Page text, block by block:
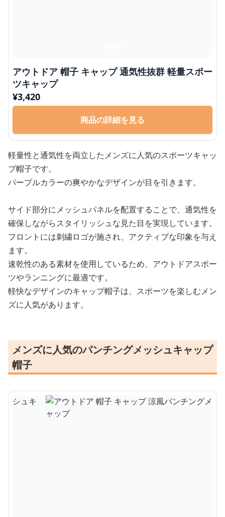
アウトドア 帽子 キャップ 通気性抜群 軽量スポー
ツキャップ
¥3,420
商品の詳細を見る
軽量性と通気性を両立したメンズに人気のスポーツキャッ
プ帽子です。
パープルカラーの爽やかなデザインが目を引きます。
サイド部分にメッシュパネルを配置することで、通気性を
確保しながらスタイリッシュな見た目を実現しています。
フロントには刺繍ロゴが施され、アクティブな印象を与え
ます。
速乾性のある素材を使用しているため、アウトドアスポー
ツやランニングに最適です。
軽快なデザインのキャップ帽子は、スポーツを楽しむメン
ズに人気があります。
メンズに人気のパンチングメッシュキャップ
帽子